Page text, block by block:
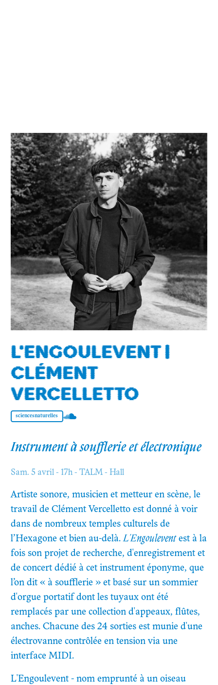
L'ENGOULEVENT |
CLÉMENT
VERCELLETTO
sciencesnaturelles
Instrument à soufflerie et électronique
Sam. 5 avril - 17h - TALM - Hall
Artiste sonore, musicien et metteur en scène, le
travail de Clément Vercelletto est donné à voir
dans de nombreux temples culturels de
l’Hexagone et bien au-delà.L'Engoulevent est à la
fois son projet de recherche, d'enregistrement et
de concert dédié à cet instrument éponyme, que
l’on dit « à soufflerie » et basé sur un sommier
d'orgue portatif dont les tuyaux ont été
remplacés par une collection d'appeaux, flûtes,
anches. Chacune des 24 sorties est munie d'une
électrovanne contrôlée en tension via une
interface MIDI.
L'Engoulevent - nom emprunté à un oiseau